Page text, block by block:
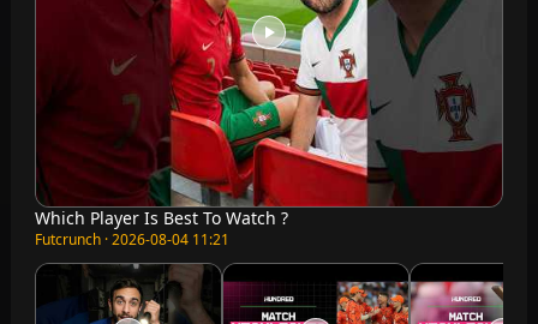
Which Player Is Best To Watch ?
Futcrunch · 2026-08-04 11:21